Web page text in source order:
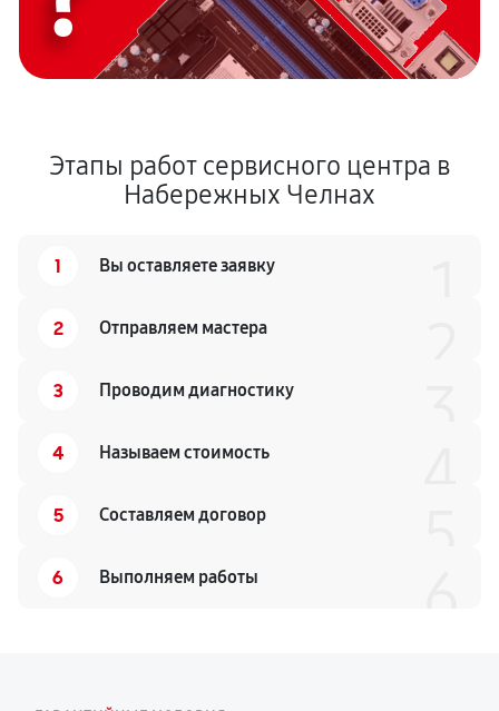
Этапы работ сервисного центра в
Набережных Челнах
1 Вы оставляете заявку
2 Отправляем мастера
3 Проводим диагностику
4 Называем стоимость
5 Составляем договор
6 Выполняем работы